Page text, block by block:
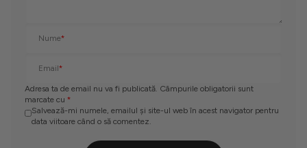
Nume*
Email*
Adresa ta de email nu va fi publicată. Câmpurile obligatorii sunt
marcate cu *
Salvează-mi numele, emailul și site-ul web în acest navigator pentru
data viitoare când o să comentez.